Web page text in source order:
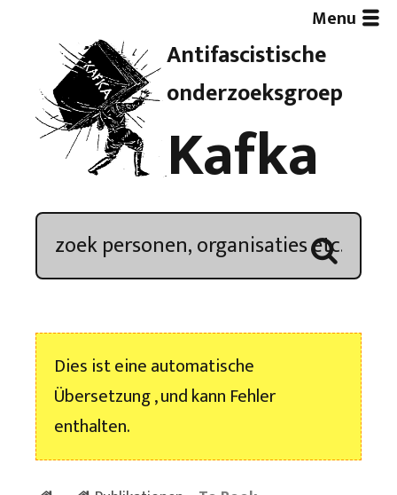
Antifascistische
onderzoeksgroep
Kafka
Menu
Artikelen
Demonstratieoverzicht
Kroniek
Nieuwsbrief
Dies ist eine automatische
Übersetzung , und kann Fehler
enthalten.